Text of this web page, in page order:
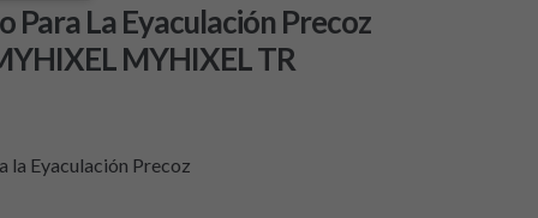
Para La Eyaculación Precoz
MYHIXEL TR
la Eyaculación Precoz